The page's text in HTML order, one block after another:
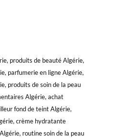
produits de beauté Algérie,
parfumerie en ligne Algérie,
produits de soin de la peau
Algérie, achat
fond de teint Algérie,
crème hydratante
routine soin de la peau